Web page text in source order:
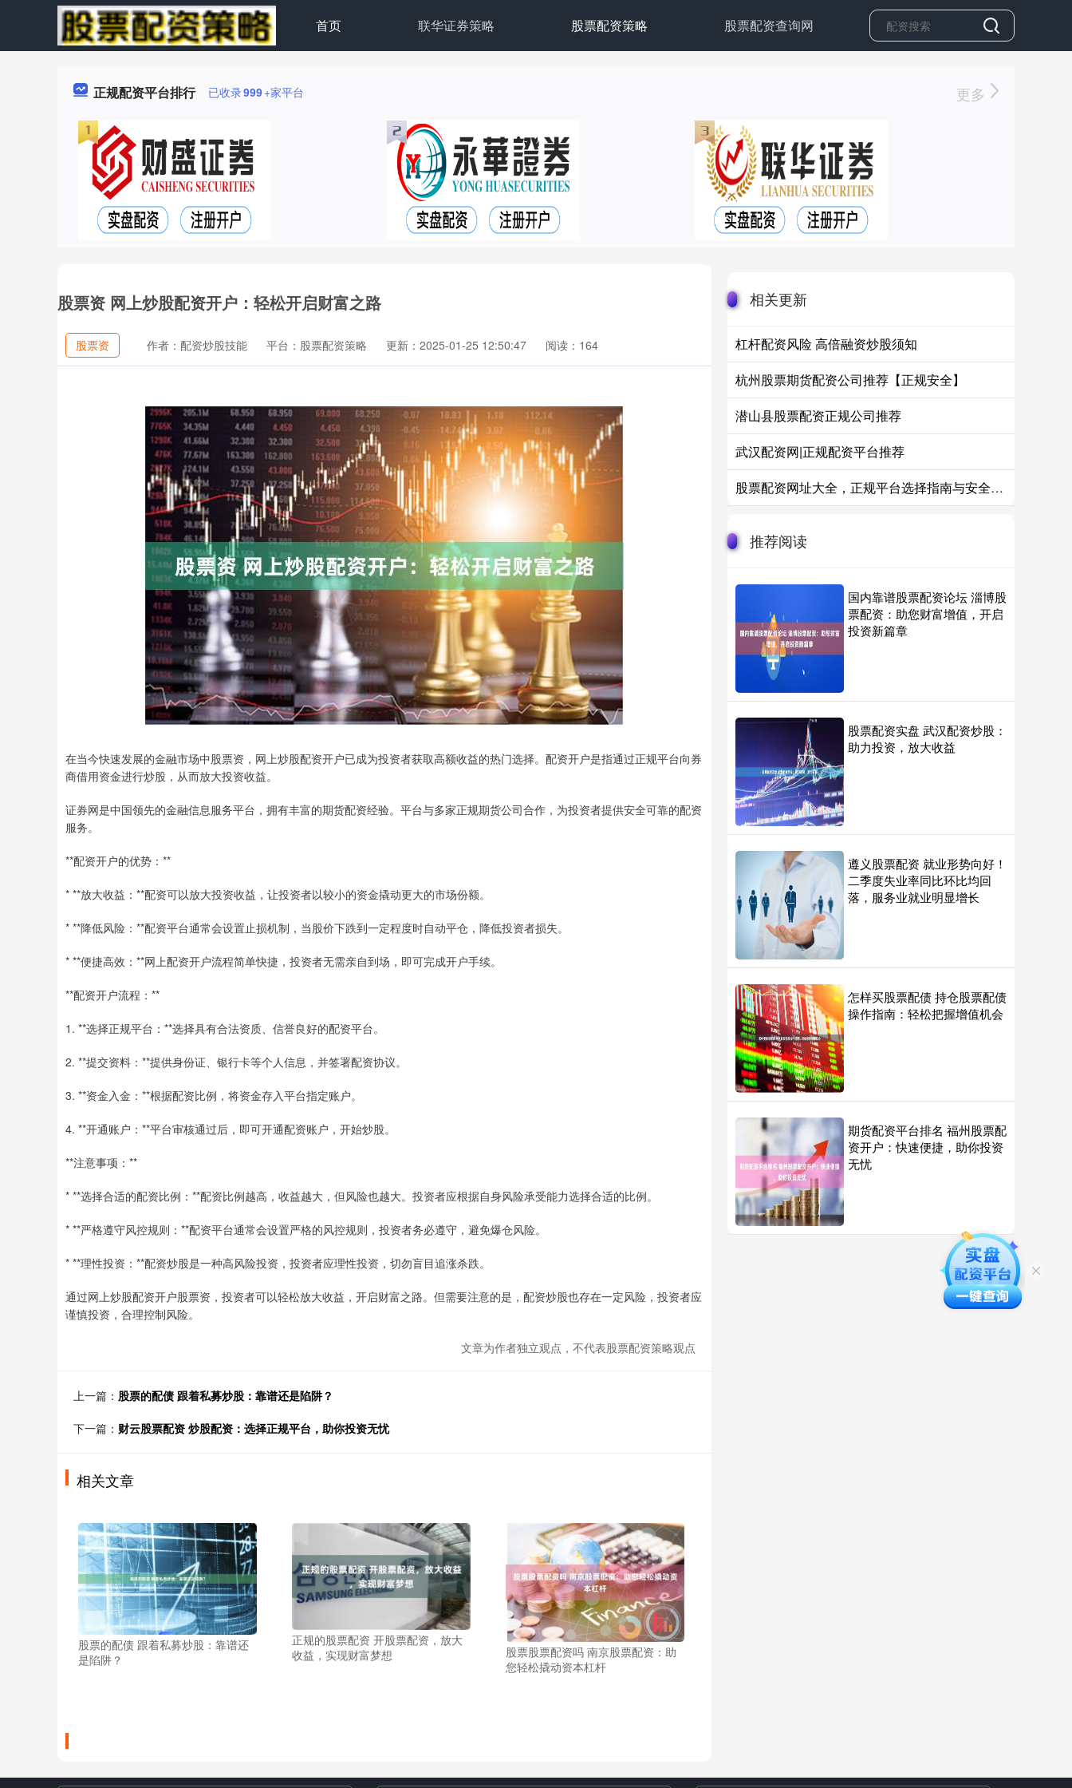
首页 联华证券策略 股票配资策略 股票配资查询网
正规配资平台排行 已收录999+家平台 更多
股票资 网上炒股配资开户：轻松开启财富之路
股票资 作者：配资炒股技能 平台：股票配资策略 更新：2025-01-25 12:50:47 阅读：164
在当今快速发展的金融市场中股票资，网上炒股配资开户已成为投资者获取高额收益的热门选择。配资开户是指通过正规平台向券
商借用资金进行炒股，从而放大投资收益。
证券网是中国领先的金融信息服务平台，拥有丰富的期货配资经验。平台与多家正规期货公司合作，为投资者提供安全可靠的配资
服务。
**配资开户的优势：**
* **放大收益：**配资可以放大投资收益，让投资者以较小的资金撬动更大的市场份额。
* **降低风险：**配资平台通常会设置止损机制，当股价下跌到一定程度时自动平仓，降低投资者损失。
* **便捷高效：**网上配资开户流程简单快捷，投资者无需亲自到场，即可完成开户手续。
**配资开户流程：**
1. **选择正规平台：**选择具有合法资质、信誉良好的配资平台。
2. **提交资料：**提供身份证、银行卡等个人信息，并签署配资协议。
3. **资金入金：**根据配资比例，将资金存入平台指定账户。
4. **开通账户：**平台审核通过后，即可开通配资账户，开始炒股。
**注意事项：**
* **选择合适的配资比例：**配资比例越高，收益越大，但风险也越大。投资者应根据自身风险承受能力选择合适的比例。
* **严格遵守风控规则：**配资平台通常会设置严格的风控规则，投资者务必遵守，避免爆仓风险。
* **理性投资：**配资炒股是一种高风险投资，投资者应理性投资，切勿盲目追涨杀跌。
通过网上炒股配资开户股票资，投资者可以轻松放大收益，开启财富之路。但需要注意的是，配资炒股也存在一定风险，投资者应
谨慎投资，合理控制风险。
文章为作者独立观点，不代表股票配资策略观点
上一篇： 股票的配债 跟着私募炒股：靠谱还是陷阱？
下一篇： 财云股票配资 炒股配资：选择正规平台，助你投资无忧
相关文章
股票的配债 跟着私募炒股：靠谱还
是陷阱？
正规的股票配资 开股票配资，放大
收益，实现财富梦想
股票股票配资吗 南京股票配资：助
您轻松撬动资本杠杆
相关更新
杠杆配资风险 高倍融资炒股须知
杭州股票期货配资公司推荐【正规安全】
潜山县股票配资正规公司推荐
武汉配资网|正规配资平台推荐
股票配资网址大全，正规平台选择指南与安全策略
推荐阅读
国内靠谱股票配资论坛 淄博股
票配资：助您财富增值，开启
投资新篇章
股票配资实盘 武汉配资炒股：
助力投资，放大收益
遵义股票配资 就业形势向好！
二季度失业率同比环比均回
落，服务业就业明显增长
怎样买股票配债 持仓股票配债
操作指南：轻松把握增值机会
期货配资平台排名 福州股票配
资开户：快速便捷，助你投资
无忧